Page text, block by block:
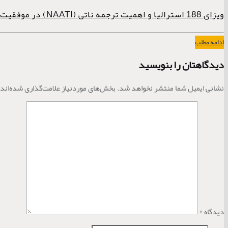
ویزای 188 استرالیا و اهمیت ترجمه ناتی (NAATI) در موفقیت پرونده
ادامه مطلب
دیدگاهتان را بنویسید
نشانی ایمیل شما منتشر نخواهد شد.بخش‌های موردنیاز علامت‌گذاری
دیدگاه*